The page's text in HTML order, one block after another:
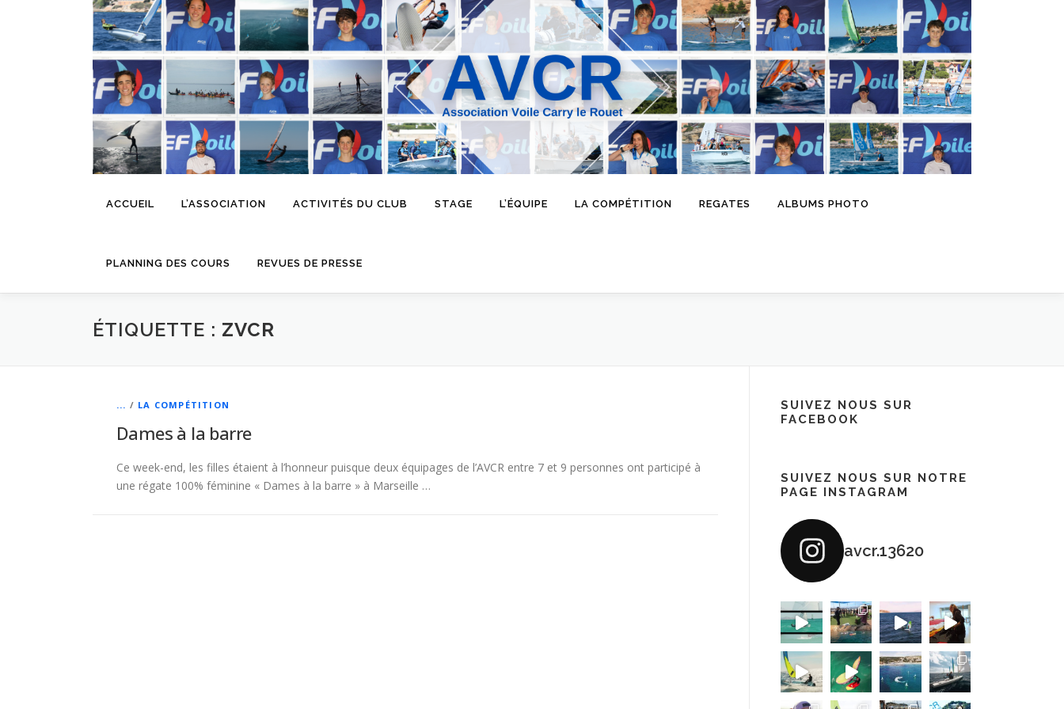
ACCUEIL L’ASSOCIATION ACTIVITÉS DU CLUB STAGE L’ÉQUIPE LA COMPÉTITION REGATES ALBUMS PHOTO
PLANNING DES COURS REVUES DE PRESSE
ÉTIQUETTE : ZVCR
... / LA COMPÉTITION
Dames à la barre
Ce week-end, les filles étaient à l’honneur puisque deux équipages de l’AVCR entre 7 et 9 personnes ont participé à
une régate 100% féminine « Dames à la barre » à Marseille …
SUIVEZ NOUS SUR
FACEBOOK
SUIVEZ NOUS SUR NOTRE
PAGE INSTAGRAM
avcr.13620